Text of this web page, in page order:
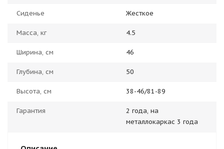
Сиденье Жесткое
Масса, кг 4.5
Ширина, см 46
Глубина, см 50
Высота, см 38-46/81-89
Гарантия
2 года, на
металлокаркас 3 года